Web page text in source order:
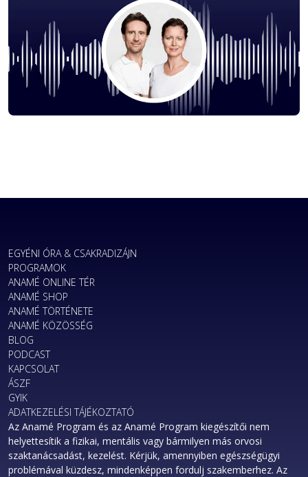
EGYÉNI ÓRA & CSAKRADIZÁJN
PROGRAMOK
ANAMÉ ONLINE TÉR
ANAMÉ SHOP
ANAMÉ TÖRTÉNETE
ANAMÉ KÖZÖSSÉG
BLOG
PODCAST
KAPCSOLAT
ÁSZF
GYIK
ADATKEZELÉSI TÁJÉKOZTATÓ
Az Anamé Program és az Anamé Program kiegészítői nem
helyettesítik a fizikai, mentális vagy bármilyen más orvosi
szaktanácsadást, kezelést. Kérjük, amennyiben egészségügyi
problémával küzdesz, mindenképpen fordulj szakemberhez. Az